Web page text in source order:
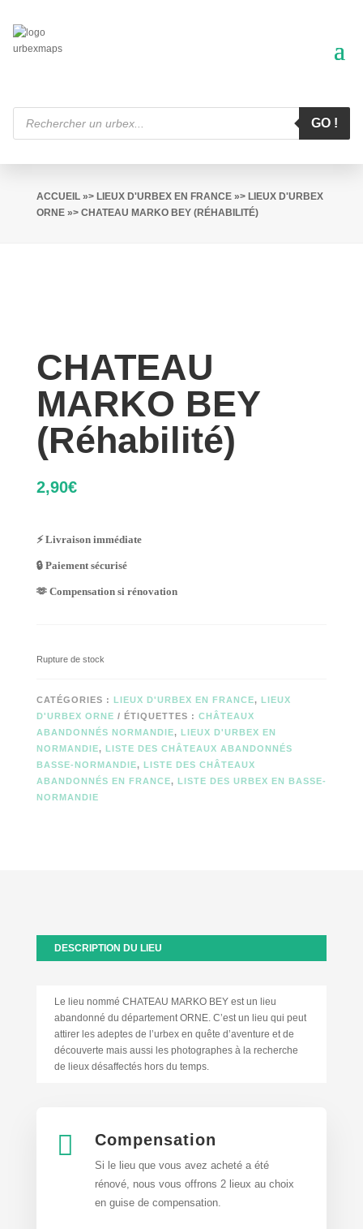
Recherche
produits
GO !
ACCUEIL»> LIEUX D'URBEX EN FRANCE»> LIEUX D'URBEX
ORNE»> CHATEAU MARKO BEY (RÉHABILITÉ)
CHATEAU
MARKO BEY
(Réhabilité)
2,90€
⚡ Livraison immédiate
🔒 Paiement sécurisé
🫶 Compensation si rénovation
Rupture de stock
CATÉGORIES : LIEUX D'URBEX EN FRANCE, LIEUX
D'URBEX ORNE
ÉTIQUETTES : CHÂTEAUX
ABANDONNÉS NORMANDIE, LIEUX D'URBEX EN
NORMANDIE, LISTE DES CHÂTEAUX ABANDONNÉS
BASSE-NORMANDIE, LISTE DES CHÂTEAUX
ABANDONNÉS EN FRANCE, LISTE DES URBEX EN BASSE-
NORMANDIE
DESCRIPTION DU LIEU
Le lieu nommé CHATEAU MARKO BEY est un lieu
abandonné du département ORNE. C’est un lieu qui peut
attirer les adeptes de l’urbex en quête d’aventure et de
découverte mais aussi les photographes à la recherche
de lieux désaffectés hors du temps.
 Compensation
Si le lieu que vous avez acheté a été
rénové, nous vous offrons 2 lieux au choix
en guise de compensation.